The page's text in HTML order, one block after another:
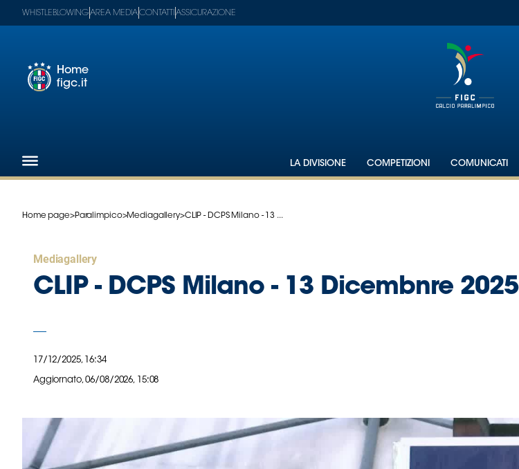
Nazionali
Women
Femminile
Calcio
nazionali
WHISTLEBLOWINGAREA MEDIACONTATTI ASSICURAZIONE
Home
figc.it
LA DIVISIONE COMPETIZIONI COMUNICATI
Home page>Paralimpico>Mediagallery>CLIP - DCPS Milano - 13 ...
Mediagallery
CLIP - DCPS Milano - 13 Dicembnre 2025
17/12/2025, 16:34
Aggiornato,06/08/2026, 15:08